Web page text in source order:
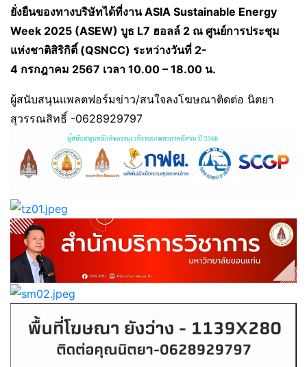
ยั่งยืนของทางบริษัทได้ที่งานASIA Sustainable Energy
Week 2025 (ASEW) บูธ L7 ฮอลล์ 2 ณ ศูนย์การประชุม
แห่งชาติสิริกิติ์ (QSNCC) ระหว่างวันที่ 2-
4 กรกฎาคม 2567 เวลา 10.00 – 18.00 น.
ผู้สนับสนุนแพลตฟอร์มข่าว/สนใจลงโฆษณาติดต่อ นิตยา
สุวรรณสิทธิ์ -0628929797